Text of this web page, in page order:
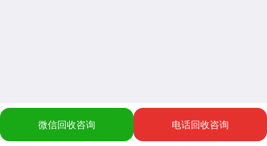
微信回收咨询 电话回收咨询